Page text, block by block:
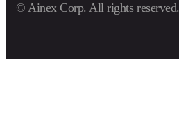
© Ainex Corp. All rights reserved.